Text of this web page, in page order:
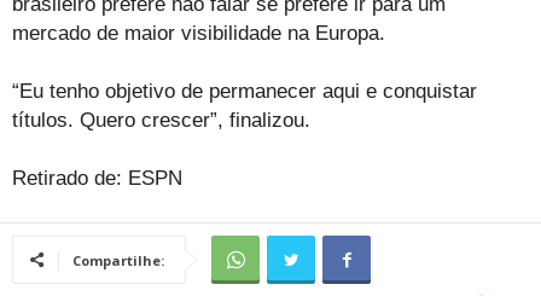
mercado de maior visibilidade na Europa.
“Eu tenho objetivo de permanecer aqui e conquistar
títulos. Quero crescer”, finalizou.
Retirado de: ESPN
Compartilhe: